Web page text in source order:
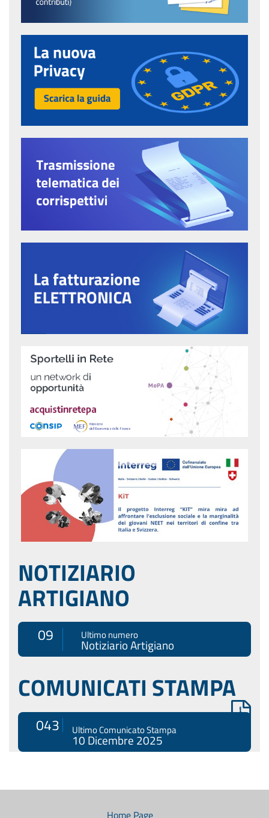
NOTIZIARIO
ARTIGIANO
09 Ultimo numero
Notiziario Artigiano
COMUNICATI STAMPA
043 Ultimo Comunicato Stampa
10 Dicembre 2025